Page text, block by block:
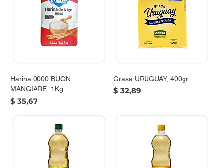
Harina 0000 BUON
MANGIARE, 1Kg
Precio
$ 35,67
Grasa URUGUAY, 400gr
Precio
$ 32,89